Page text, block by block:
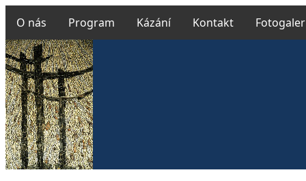
O nás Program Kázání Kontakt